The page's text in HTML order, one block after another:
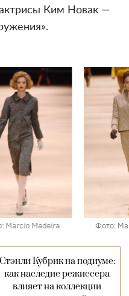
актрисы Ким Новак —
Marcio Madeira Фото:
Стэнли Кубрик на подиуме:
как наследие режиссера
влияет на коллекции